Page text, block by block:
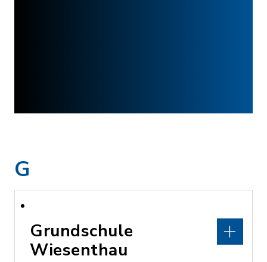
G
Grundschule
Wiesenthau